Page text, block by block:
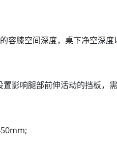
容膝空间深度，桌下净空深度
影响腿部前伸活动的挡板，